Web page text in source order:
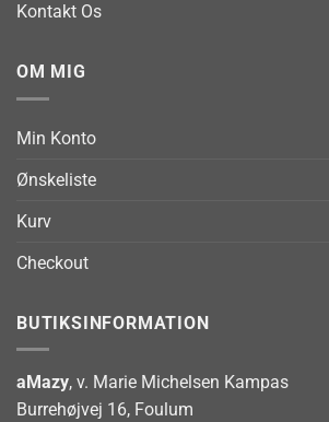
Kontakt Os
OM MIG
Min Konto
Ønskeliste
Kurv
Checkout
BUTIKSINFORMATION
aMazy, v. Marie Michelsen Kampas
Burrehøjvej 16, Foulum